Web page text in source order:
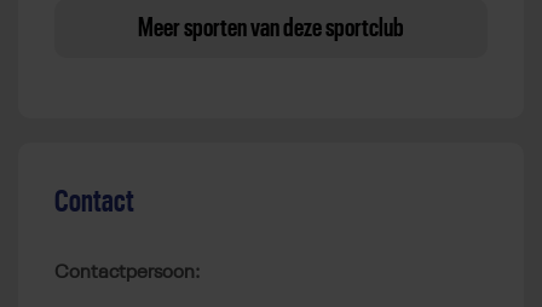
Meer sporten van deze sportclub
Contact
Contactpersoon: